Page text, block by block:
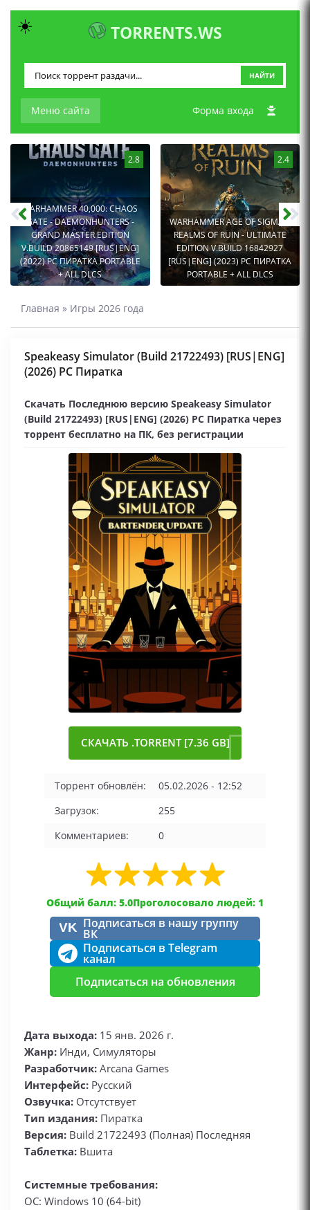
TORRENTS.WS
Меню сайта
НАЙТИ
Форма входа
2.8
WARHAMMER 40,000: CHAOS
GATE - DAEMONHUNTERS -
GRAND MASTER EDITION
V.BUILD 20865149 [RUS|ENG]
(2022) PC ПИРАТКА PORTABLE
+ ALL DLCS
2.4
WARHAMMER AGE OF SIGMAR:
REALMS OF RUIN - ULTIMATE
EDITION V.BUILD 16842927
[RUS|ENG] (2023) PC ПИРАТКА
PORTABLE + ALL DLCS
Главная » Игры 2026 года
Speakeasy Simulator (Build 21722493) [RUS|ENG]
(2026) PC Пиратка
Скачать Последнюю версию Speakeasy Simulator
(Build 21722493) [RUS|ENG] (2026) PC Пиратка через
торрент бесплатно на ПК, без регистрации
СКАЧАТЬ .TORRENT [7.36 GB]
Торрент обновлён:
05.02.2026 - 12:52
Загрузок:
255
Комментариев:
0
Общий балл: 5.0Проголосовало людей: 1
VK Подписаться в нашу группу
ВК
Подписаться в Telegram
канал
Подписаться на обновления
Дата выхода: 15 янв. 2026 г.
Жанр: Инди, Симуляторы
Разработчик: Arcana Games
Интерфейс: Русский
Озвучка: Отсутствует
Тип издания: Пиратка
Версия: Build 21722493 (Полная) Последняя
Таблетка: Вшита
Системные требования:
ОС: Windows 10 (64-bit)
☀️